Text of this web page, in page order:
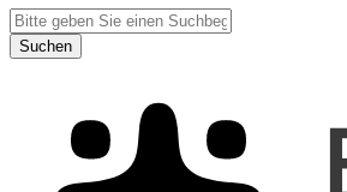
Suchen